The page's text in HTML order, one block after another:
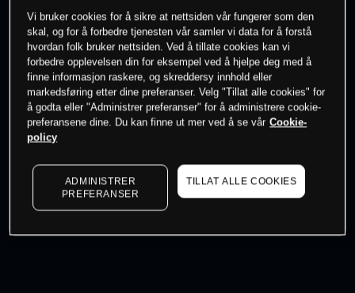
0% av kunder erpå dette instrumentet
Søk om konto
Log in
Vi bruker cookies for å sikre at nettsiden vår fungerer som den
skal, og for å forbedre tjenesten vår samler vi data for å forstå
hvordan folk bruker nettsiden. Ved å tillate cookies kan vi
forbedre opplevelsen din for eksempel ved å hjelpe deg med å
finne informasjon raskere, og skreddersy innhold eller
markedsføring etter dine preferanser. Velg "Tillat alle cookies" for
å godta eller "Administrer preferanser" for å administrere cookie-
preferansene dine. Du kan finne ut mer ved å se vår Cookie-
policy
ADMINISTRER
PREFERANSER
TILLAT ALLE COOKIES